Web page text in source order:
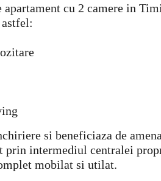
cu 2 camere in
si beneficiaza de
prin intermediul centralei
mobilat si utilat.